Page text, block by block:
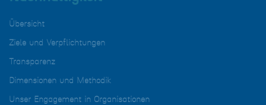
Übersicht
Ziele und Verpflichtungen
Transparenz
Dimensionen und Methodik
Unser Engagement in Organisationen